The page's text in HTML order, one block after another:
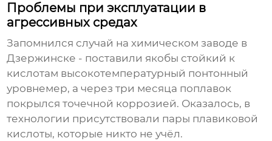
Проблемы при эксплуатации в
агрессивных средах
Запомнился случай на химическом заводе в
Дзержинске - поставили якобы стойкий к
кислотам высокотемпературный понтонный
уровнемер, а через три месяца поплавок
покрылся точечной коррозией. Оказалось, в
технологии присутствовали пары плавиковой
кислоты, которые никто не учёл.